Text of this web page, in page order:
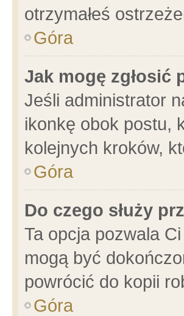
otrzymałeś
Góra
Jak mogę zgłosić
Jeśli administrator
ikonkę obok postu,
kolejnych kroków,
Góra
Do czego służy
Ta opcja pozwala
mogą być
powrócić do kopii
Góra